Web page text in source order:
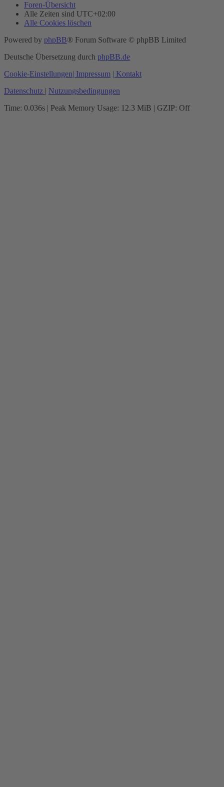
Foren-Übersicht
Alle Zeiten sind UTC+02:00
Alle Cookies löschen
Powered by phpBB® Forum Software © phpBB Limited
Deutsche Übersetzung durch phpBB.de
Cookie-Einstellungen| Impressum | Kontakt
Datenschutz | Nutzungsbedingungen
Time: 0.036s | Peak Memory Usage: 12.3 MiB | GZIP: Off